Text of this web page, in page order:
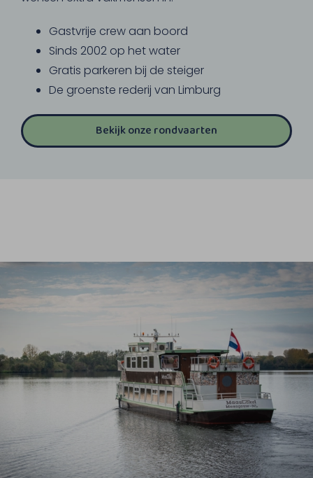
Gastvrije crew aan boord
Sinds 2002 op het water
Gratis parkeren bij de steiger
De groenste rederij van Limburg
Bekijk onze rondvaarten